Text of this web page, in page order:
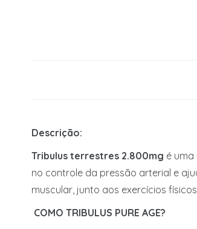
Descrição:
Tribulus terrestres 2.800mg é
no controle da pressão arterial e
muscular, junto aos exercícios
COMO TRIBULUS PURE AGE?